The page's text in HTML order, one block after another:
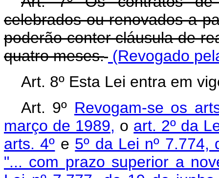
celebrados ou renovados a
poderão conter cláusula de
quatro meses. (Revogado
Art. 8º Esta Lei entra em
Art. 9º Revogam-se os
março de 1989, o art. 2º da
arts. 4º e 5º da Lei nº
"... com prazo superior a